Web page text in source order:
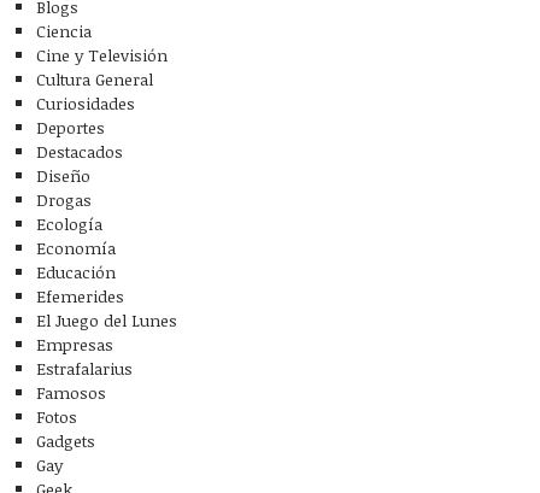
Blogs
Ciencia
Cine y Televisión
Cultura General
Curiosidades
Deportes
Destacados
Diseño
Drogas
Ecología
Economía
Educación
Efemerides
El Juego del Lunes
Empresas
Estrafalarius
Famosos
Fotos
Gadgets
Gay